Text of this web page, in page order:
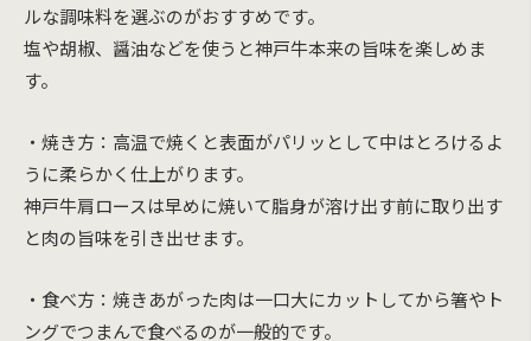
ルな調味料を選ぶのがおすすめです。
塩や胡椒、醤油などを使うと神戸牛本来の旨味を楽しめま
す。
・焼き方：高温で焼くと表面がパリッとして中はとろけるよ
うに柔らかく仕上がります。
神戸牛肩ロースは早めに焼いて脂身が溶け出す前に取り出す
と肉の旨味を引き出せます。
・食べ方：焼きあがった肉は一口大にカットしてから箸やト
ングでつまんで食べるのが一般的です。